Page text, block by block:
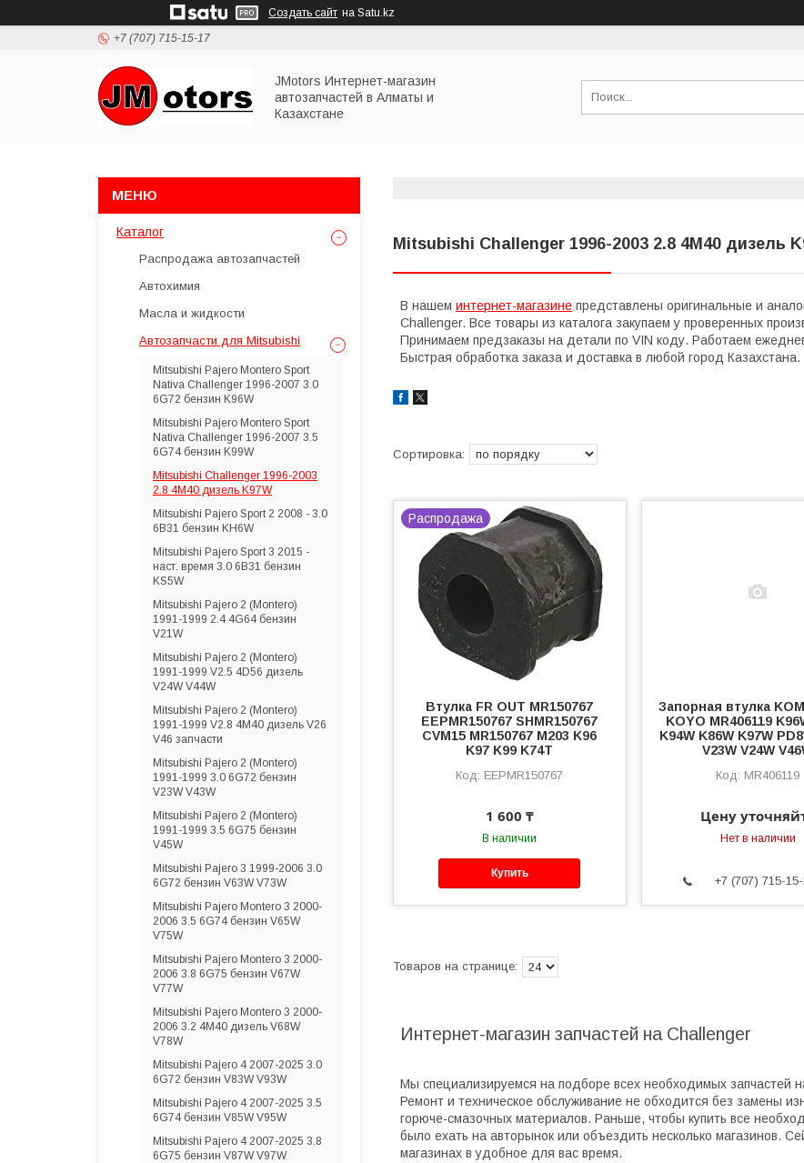
Создать сайт на Satu.kz
+7 (707) 715-15-17
JMotors Интернет-магазин
автозапчастей в Алматы и
Казахстане
Mitsubishi Challenger 1996-2003 2.8 4M40 дизель
В нашем интернет-магазине представлены оригинальные и
Challenger. Все товары из каталога закупаем у проверенных
Принимаем предзаказы на детали по VIN коду. Работаем
Быстрая обработка заказа и доставка в любой город Казахстана.
Распродажа
Втулка FR OUT MR150767
EEPMR150767 SHMR150767
CVM15 MR150767 M203 K96
K97 K99 K74T
EEPMR150767
1 600 ₸
В наличии
Купить
Запорная втулка
KOYO MR406119
K94W K86W K97W
V23W V24W
MR406119
Цену
Нет в наличии
+7 (707) 715-
Интернет-магазин запчастей на Challenger
Мы специализируемся на подборе всех необходимых запчастей
Ремонт и техническое обслуживание не обходится без замены
горюче-смазочных материалов. Раньше, чтобы купить все
было ехать на авторынок или объездить несколько магазинов.
магазинах в удобное для вас время.
Каталог
Распродажа автозапчастей
Автохимия
Масла и жидкости
Автозапчасти для Mitsubishi
Mitsubishi Pajero Montero Sport
Nativa Challenger 1996-2007 3.0
6G72 бензин K96W
Mitsubishi Pajero Montero Sport
Nativa Challenger 1996-2007 3.5
6G74 бензин K99W
Mitsubishi Challenger 1996-2003
2.8 4M40 дизель K97W
Mitsubishi Pajero Sport 2 2008 - 3.0
6B31 бензин KH6W
Mitsubishi Pajero Sport 3 2015 -
наст. время 3.0 6B31 бензин
KS5W
Mitsubishi Pajero 2 (Montero)
1991-1999 2.4 4G64 бензин
V21W
Mitsubishi Pajero 2 (Montero)
1991-1999 V2.5 4D56 дизель
V24W V44W
Mitsubishi Pajero 2 (Montero)
1991-1999 V2.8 4M40 дизель V26
V46 запчасти
Mitsubishi Pajero 2 (Montero)
1991-1999 3.0 6G72 бензин
V23W V43W
Mitsubishi Pajero 2 (Montero)
1991-1999 3.5 6G75 бензин
V45W
Mitsubishi Pajero 3 1999-2006 3.0
6G72 бензин V63W V73W
Mitsubishi Pajero Montero 3 2000-
2006 3.5 6G74 бензин V65W
V75W
Mitsubishi Pajero Montero 3 2000-
2006 3.8 6G75 бензин V67W
V77W
Mitsubishi Pajero Montero 3 2000-
2006 3.2 4M40 дизель V68W
V78W
Mitsubishi Pajero 4 2007-2025 3.0
6G72 бензин V83W V93W
Mitsubishi Pajero 4 2007-2025 3.5
6G74 бензин V85W V95W
Mitsubishi Pajero 4 2007-2025 3.8
6G75 бензин V87W V97W